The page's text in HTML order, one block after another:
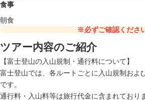
食事
朝食
※必ずご確認くださ
ツアー内容のご紹介
【富士登山の入山規制・通行料について】
富士登山では、各ルートごとに入山規制およ
です。
通行料・入山料等は旅行代金に含まれており